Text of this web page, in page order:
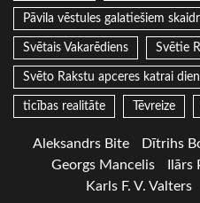
Pāvila vēstules galatiešiem
Svētais Vakarēdiens Svētie
Svēto Rakstu apceres katrai
ticības realitāte Tēvreize
Aleksandrs Bite Dītrihs
Georgs Mancelis
Ilārs
Karls F. V. Valters